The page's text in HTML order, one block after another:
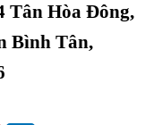
Tân Hòa Đông,
Bình Tân,